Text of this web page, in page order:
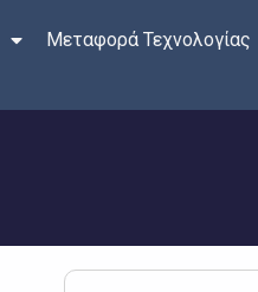
Μεταφορά Τεχνολογίας